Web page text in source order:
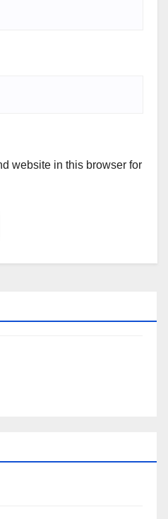
website in this browser for